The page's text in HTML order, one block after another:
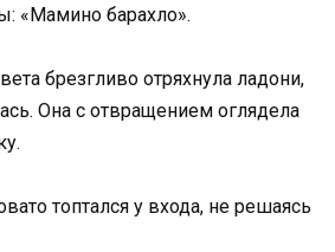
«Мамино барахло».
брезгливо отряхнула ладони,
Она с отвращением оглядела
топтался у входа, не решаясь